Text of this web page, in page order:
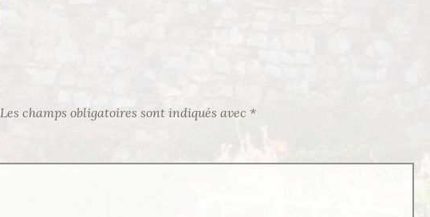
Les champs obligatoires sont indiqués avec *